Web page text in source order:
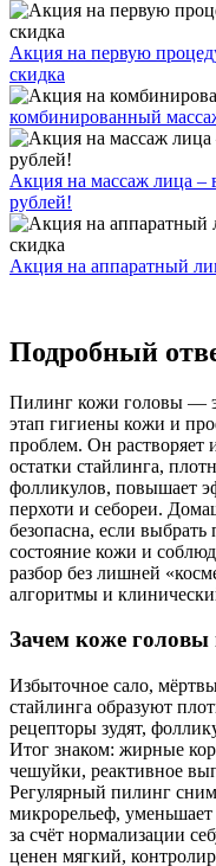
Акция на первую
скидка
комбинированный
Акция на массаж лица –
рублей!
Акция на аппаратный
Подробный
Пилинг кожи головы —
этап гигиены кожи и
проблем. Он растворяет
остатки стайлинга,
фолликулов, повышает
перхоти и себореи.
безопасна, если
состояние кожи и
разбор без лишней
алгоритмы и
Зачем коже головы
Избыточное сало,
стайлинга образуют
рецепторы зудят,
Итог знаком: жирные
чешуйки, реактивное
Регулярный пилинг
микрорельеф,
за счёт нормализации
ценен мягкий,